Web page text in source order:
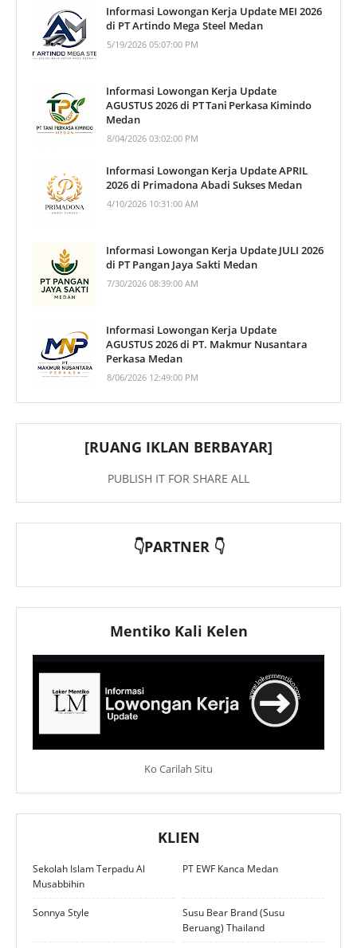
Informasi Lowongan Kerja Update MEI 2026
di PT Artindo Mega Steel Medan
5/19/2026 05:07:00 PM
Informasi Lowongan Kerja Update
AGUSTUS 2026 di PT Tani Perkasa Kimindo
Medan
8/04/2026 03:02:00 PM
Informasi Lowongan Kerja Update APRIL
2026 di Primadona Abadi Sukses Medan
4/10/2026 10:31:00 AM
Informasi Lowongan Kerja Update JULI 2026
di PT Pangan Jaya Sakti Medan
7/30/2026 08:39:00 AM
Informasi Lowongan Kerja Update
AGUSTUS 2026 di PT. Makmur Nusantara
Perkasa Medan
8/06/2026 12:49:00 PM
[RUANG IKLAN BERBAYAR]
PUBLISH IT FOR SHARE ALL
👇PARTNER 👇
Mentiko Kali Kelen
Ko Carilah Situ
KLIEN
Sekolah Islam Terpadu Al
Musabbihin
PT EWF Kanca Medan
Sonnya Style
Susu Bear Brand (Susu
Beruang) Thailand